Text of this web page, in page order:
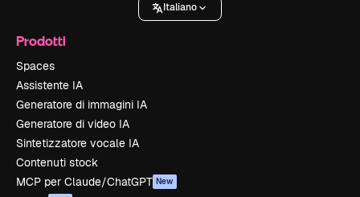
Italiano
Prodotti
Spaces
Assistente IA
Generatore di immagini IA
Generatore di video IA
Sintetizzatore vocale IA
Contenuti stock
MCP per Claude/ChatGPT New